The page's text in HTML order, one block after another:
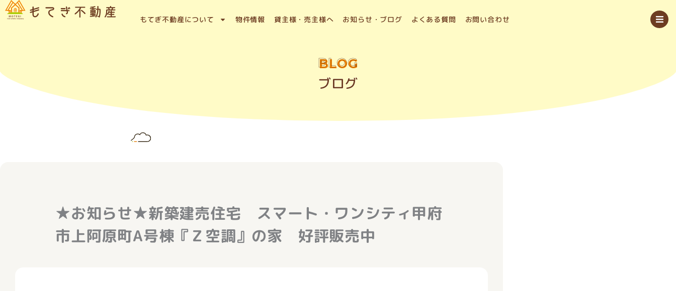
内
容
プ
もてぎ不動産について 物件情報 貸主様・売主様へ お知らせ・ブログ よくある質問 お問い合わせ
BLOG
ブログ
★お知らせ★新築建売住宅 スマート・ワンシティ甲府
市上阿原町A号棟『Ｚ空調』の家 好評販売中